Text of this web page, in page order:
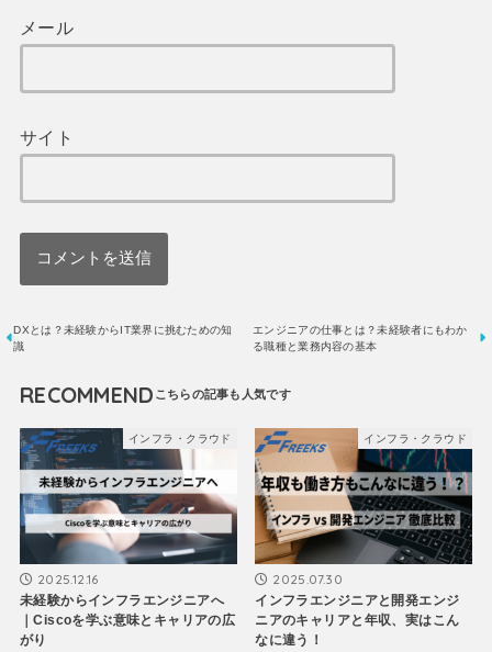
メール
サイト
DXとは？未経験からIT業界に挑むための知
識
エンジニアの仕事とは？未経験者にもわか
る職種と業務内容の基本
RECOMMEND
インフラ・クラウド
2025.12.16
未経験からインフラエンジニアへ
｜Ciscoを学ぶ意味とキャリアの広
がり
インフラ・クラウド
2025.07.30
インフラエンジニアと開発エンジ
ニアのキャリアと年収、実はこん
なに違う！